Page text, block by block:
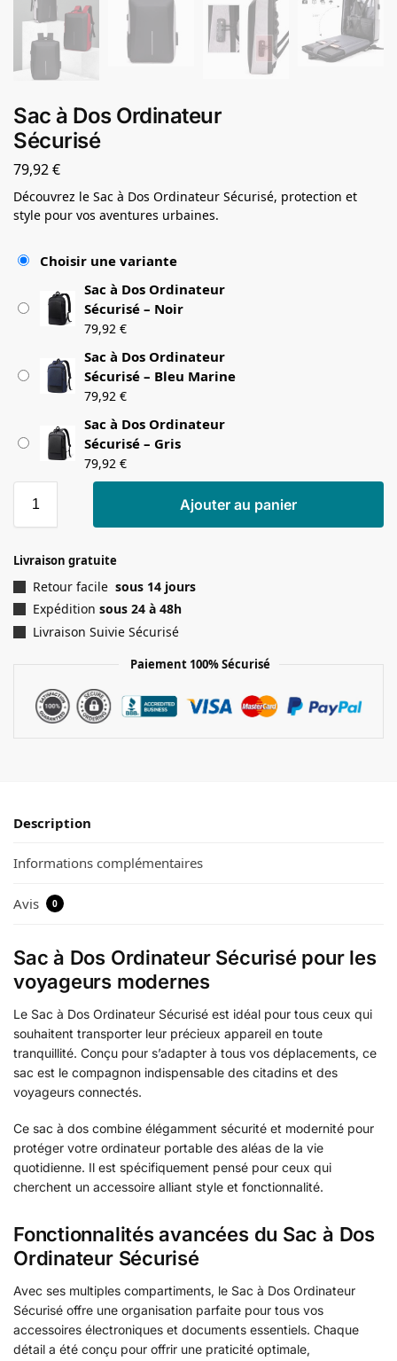
Sac à Dos Ordinateur
Sécurisé
79,92€
Découvrez le Sac à Dos Ordinateur Sécurisé, protection et
style pour vos aventures urbaines.
Choisir une variante
Sac à Dos Ordinateur
Sécurisé – Noir
79,92 €
Sac à Dos Ordinateur
Sécurisé – Bleu Marine
79,92 €
Sac à Dos Ordinateur
Sécurisé – Gris
79,92 €
Ajouter au panier
Livraison gratuite
Retour facile sous 14 jours
Expédition sous 24 à 48h
Livraison Suivie Sécurisé
Paiement 100% Sécurisé
Description
Informations complémentaires
Avis 0
Sac à Dos Ordinateur Sécurisé pour les
voyageurs modernes
Le Sac à Dos Ordinateur Sécurisé est idéal pour tous ceux qui
souhaitent transporter leur précieux appareil en toute
tranquillité. Conçu pour s’adapter à tous vos déplacements, ce
sac est le compagnon indispensable des citadins et des
voyageurs connectés.
Ce sac à dos combine élégamment sécurité et modernité pour
protéger votre ordinateur portable des aléas de la vie
quotidienne. Il est spécifiquement pensé pour ceux qui
cherchent un accessoire alliant style et fonctionnalité.
Fonctionnalités avancées du Sac à Dos
Ordinateur Sécurisé
Avec ses multiples compartiments, le Sac à Dos Ordinateur
Sécurisé offre une organisation parfaite pour tous vos
accessoires électroniques et documents essentiels. Chaque
détail a été conçu pour offrir une praticité optimale,